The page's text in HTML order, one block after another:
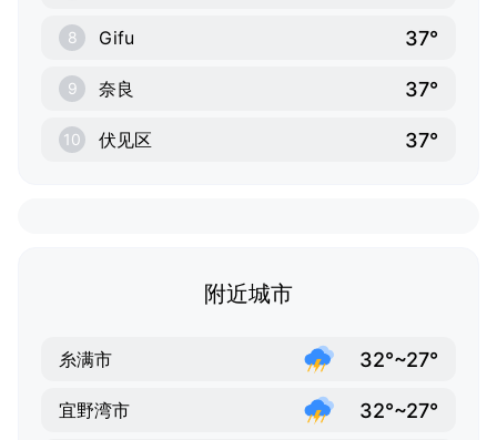
8 Gifu 37°
9 奈良 37°
10 伏见区 37°
附近城市
糸满市 32°~27°
宜野湾市 32°~27°